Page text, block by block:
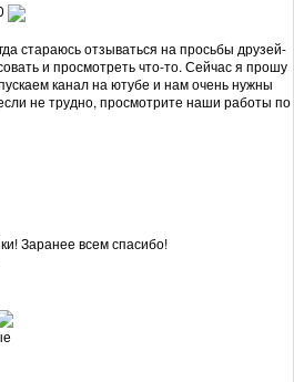
стараюсь отзываться на просьбы друзей-
и просмотреть что-то. Сейчас я прошу
канал на ютубе и нам очень нужны
не трудно, просмотрите наши работы по
Заранее всем спасибо!